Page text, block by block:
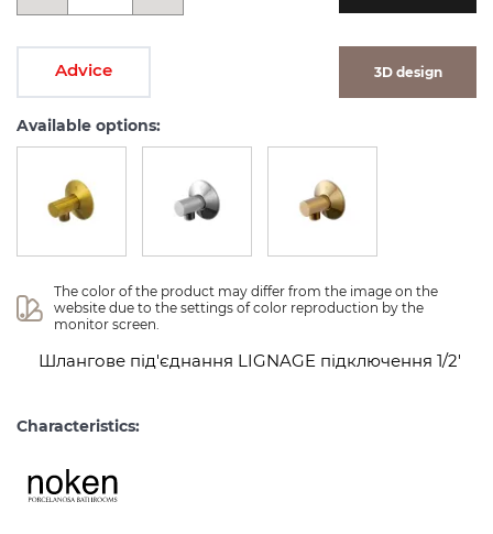
Advice 3D design
Available options:
The color of the product may differ from the image on the
website due to the settings of color reproduction by the
monitor screen.
Шлангове під'єднання LIGNAGE підключення 1/2'
Characteristics: